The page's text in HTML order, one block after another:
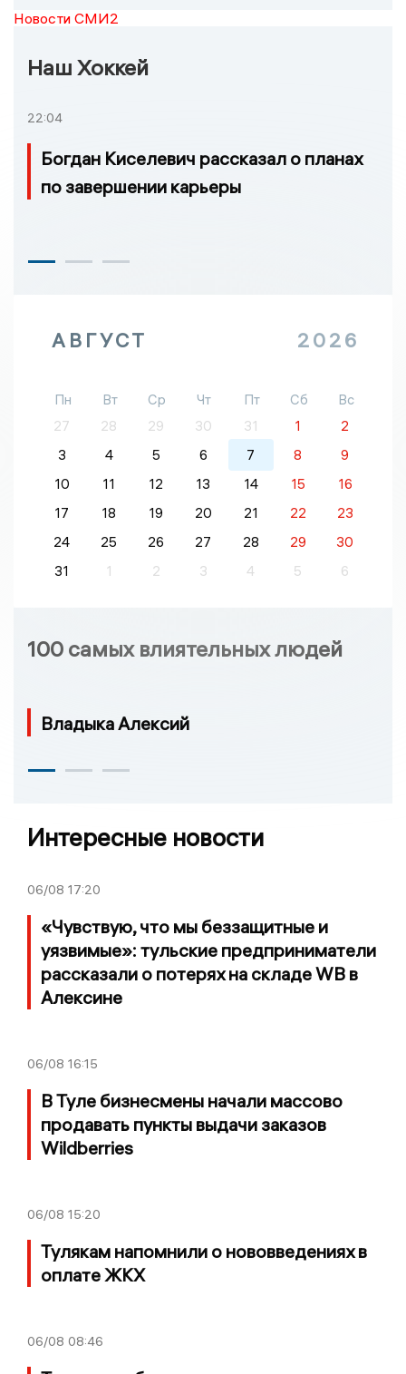
Новости СМИ2
Наш Хоккей
22:04
Богдан Киселевич рассказал о планах
по завершении карьеры
АВГУСТ 2026
Пн Вт Ср Чт Пт Сб
Вс
27
28 29 30 31 1
2
3
4 5 6 7 8
9
10
11 12 13 14 15
16
17
18 19 20 21 22
23
24
25 26 27 28 29
30
31
1 2 3 4 5 6
100 самых влиятельных людей
Владыка Алексий
Интересные новости
06/08 17:20
«Чувствую, что мы беззащитные и
уязвимые»: тульские предприниматели
рассказали о потерях на складе WB в
Алексине
06/08 16:15
В Туле бизнесмены начали массово
продавать пункты выдачи заказов
Wildberries
06/08 15:20
Тулякам напомнили о нововведениях в
оплате ЖКХ
06/08 08:46